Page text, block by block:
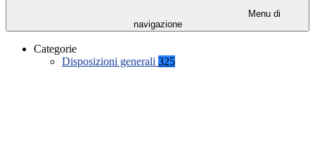
Menu di
navigazione
Categorie
Disposizioni generali 325